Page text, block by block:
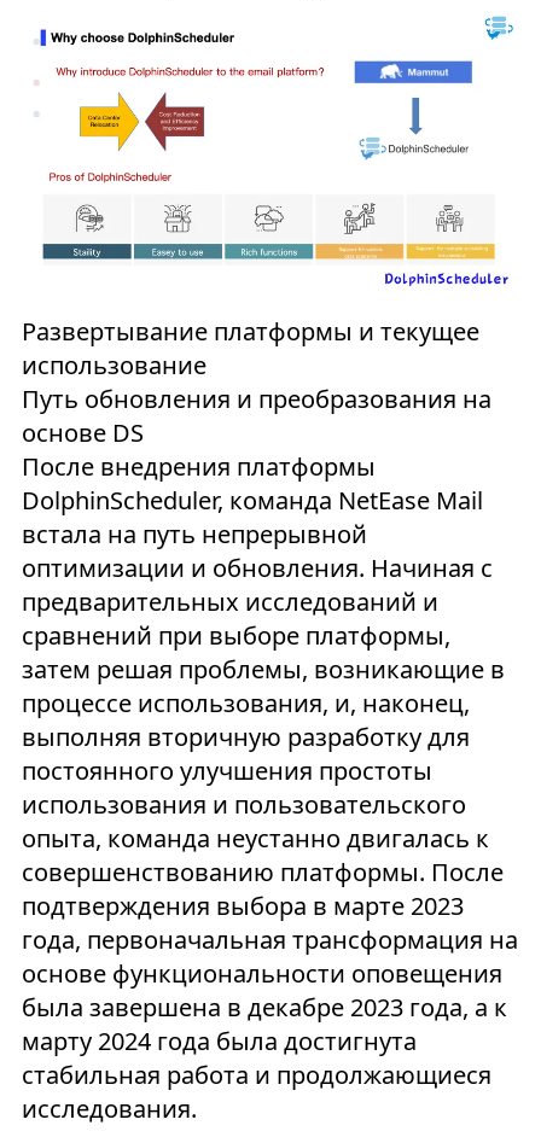
Развертывание платформы и текущее
использование
Путь обновления и преобразования на
основе DS
После внедрения платформы
DolphinScheduler, команда NetEase Mail
встала на путь непрерывной
оптимизации и обновления. Начиная с
предварительных исследований и
сравнений при выборе платформы,
затем решая проблемы, возникающие в
процессе использования, и, наконец,
выполняя вторичную разработку для
постоянного улучшения простоты
использования и пользовательского
опыта, команда неустанно двигалась к
совершенствованию платформы. После
подтверждения выбора в марте 2023
года, первоначальная трансформация на
основе функциональности оповещения
была завершена в декабре 2023 года, а к
марту 2024 года была достигнута
стабильная работа и продолжающиеся
исследования.